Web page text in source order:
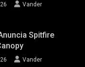
Vander
Spitfire
Vander